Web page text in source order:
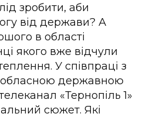
зробити, аби
від держави? А
в області
якого вже відчули
У співпраці з
обласною державною
«Тернопіль 1»
сюжет. Які